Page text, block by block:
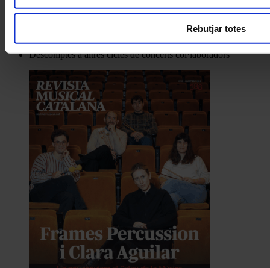
Rebutjar totes
20% als concerts del Palau de la Música Catalana
Descomptes a altres cicles de concerts col·laboradors